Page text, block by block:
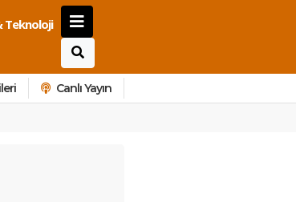
Teknoloji
Canlı Yayın